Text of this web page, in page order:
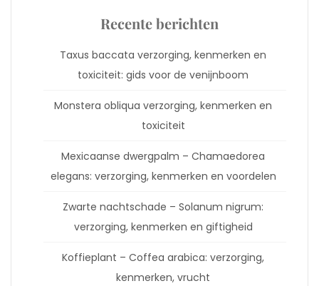
Recente berichten
Taxus baccata verzorging, kenmerken en
toxiciteit: gids voor de venijnboom
Monstera obliqua verzorging, kenmerken en
toxiciteit
Mexicaanse dwergpalm – Chamaedorea
elegans: verzorging, kenmerken en voordelen
Zwarte nachtschade – Solanum nigrum:
verzorging, kenmerken en giftigheid
Koffieplant – Coffea arabica: verzorging,
kenmerken, vrucht